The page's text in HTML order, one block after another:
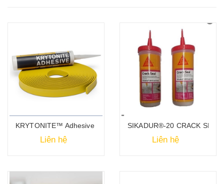
KRYTONITE™ Adhesive - Thi công mối nối & các chi tiết
Liên hệ
SIKADUR®-20 CRACK
Liên hệ